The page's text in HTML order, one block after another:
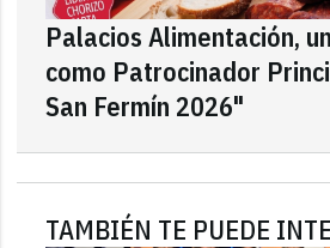
Palacios Alimentación,
como Patrocinador
San Fermín 2026"
TAMBIÉN TE PUEDE